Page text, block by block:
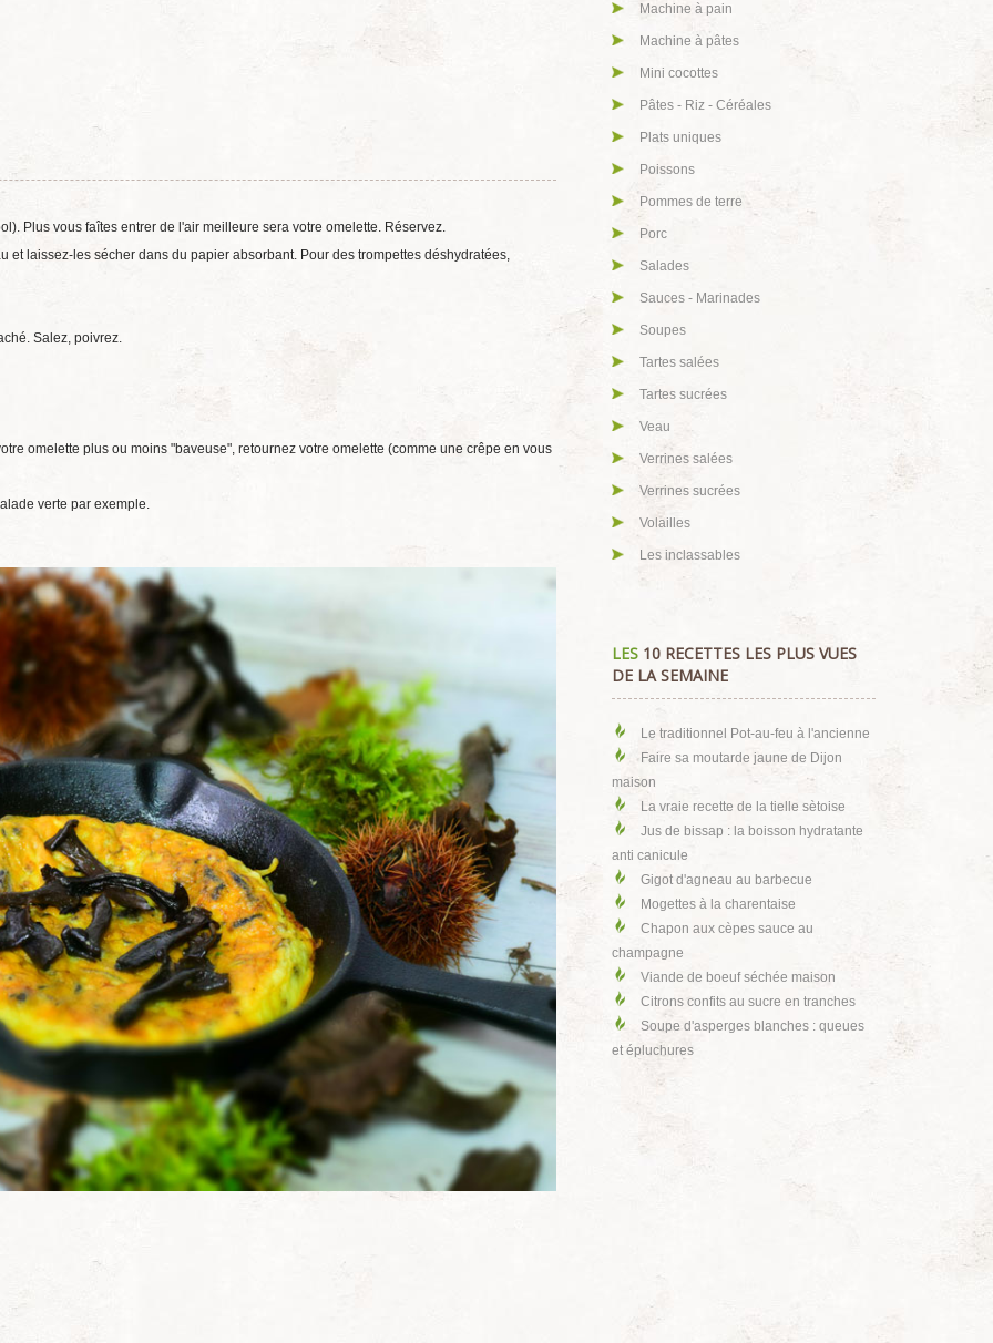
Plus vous faîtes entrer de l'air meilleure sera votre omelette. Réservez.
et laissez-les sécher dans du papier absorbant. Pour des trompettes déshydratées,
Salez, poivrez.
omelette plus ou moins "baveuse", retournez votre omelette (comme une crêpe en vous
verte par exemple.
Machine à pain
Machine à pâtes
Mini cocottes
Pâtes - Riz - Céréales
Plats uniques
Poissons
Pommes de terre
Porc
Salades
Sauces - Marinades
Soupes
Tartes salées
Tartes sucrées
Veau
Verrines salées
Verrines sucrées
Volailles
Les inclassables
LES 10 RECETTES LES PLUS VUES
DE LA SEMAINE
Le traditionnel Pot-au-feu à l'ancienne
Faire sa moutarde jaune de Dijon
maison
La vraie recette de la tielle sètoise
Jus de bissap : la boisson hydratante
anti canicule
Gigot d'agneau au barbecue
Mogettes à la charentaise
Chapon aux cèpes sauce au
champagne
Viande de boeuf séchée maison
Citrons confits au sucre en tranches
Soupe d'asperges blanches : queues
et épluchures